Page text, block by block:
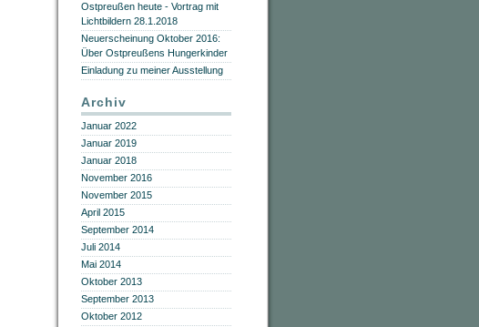
Ostpreußen heute - Vortrag mit
Lichtbildern 28.1.2018
Neuerscheinung Oktober 2016:
Über Ostpreußens Hungerkinder
Einladung zu meiner Ausstellung
Archiv
Januar 2022
Januar 2019
Januar 2018
November 2016
November 2015
April 2015
September 2014
Juli 2014
Mai 2014
Oktober 2013
September 2013
Oktober 2012